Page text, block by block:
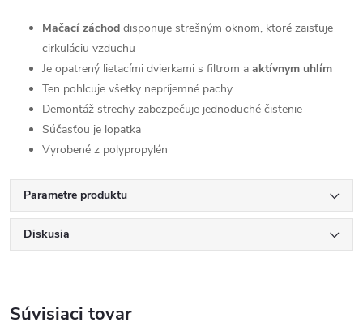
Mačací záchod disponuje strešným oknom, ktoré zaisťuje
cirkuláciu vzduchu
Je opatrený lietacími dvierkami s filtrom a aktívnym uhlím
Ten pohlcuje všetky nepríjemné pachy
Demontáž strechy zabezpečuje jednoduché čistenie
Súčasťou je lopatka
Vyrobené z polypropylén
Parametre produktu
Diskusia
Súvisiaci tovar